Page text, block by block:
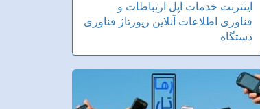
اینترنت خدمات اپل ارتباطات و
فناوری اطلاعات آنلاین رپورتاژ فناوری
دستگاه